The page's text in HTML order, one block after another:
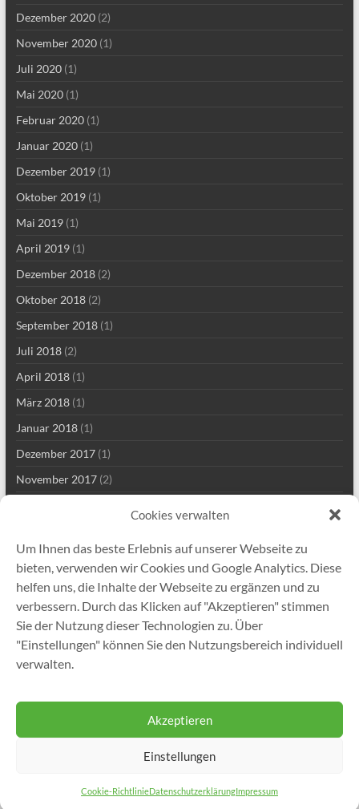
Cookies verwalten
Um Ihnen das beste Erlebnis auf unserer Webseite zu
bieten, verwenden wir Cookies und Google Analytics. Diese
helfen uns, die Inhalte der Webseite zu ergänzen und zu
verbessern. Durch das Klicken auf "Akzeptieren" stimmen
Sie der Nutzung dieser Technologien zu. Über
"Einstellungen" können Sie den Nutzungsbereich individuell
verwalten.
Akzeptieren
Einstellungen
Cookie-RichtlinieDatenschutzerklärungImpressum
Dezember 2020(2)
November 2020(1)
Juli 2020(1)
Mai 2020(1)
Februar 2020(1)
Januar 2020(1)
Dezember 2019(1)
Oktober 2019(1)
Mai 2019(1)
April 2019(1)
Dezember 2018(2)
Oktober 2018(2)
September 2018(1)
Juli 2018(2)
April 2018(1)
März 2018(1)
Januar 2018(1)
Dezember 2017(1)
November 2017(2)
Januar 2017(1)
November 2016 (1)
November 2015(1)
Juni 2015(2)
November 2014
Gutekunst Formfedern GmbH